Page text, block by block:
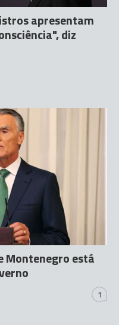
apresentam
diz
Montenegro está
1